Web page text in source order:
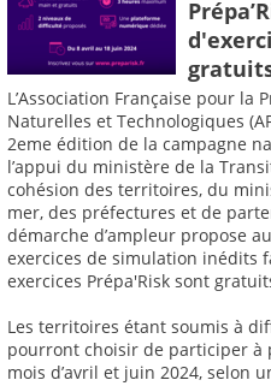
L’Association Française pour la
Naturelles et Technologiques
2eme édition de la campagne
l’appui du ministère de la
cohésion des territoires, du
mer, des préfectures et de
démarche d’ampleur propose
exercices de simulation inédits
exercices Prépa'Risk sont
Les territoires étant soumis à
pourront choisir de participer à
mois d’avril et juin 2024, selon